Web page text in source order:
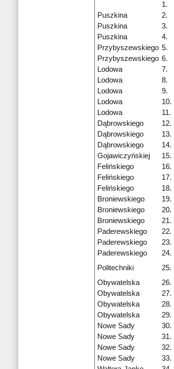
1.
Puszkina
2.
Puszkina
3.
Puszkina
4.
Przybyszewskiego 5.
Przybyszewskiego 6.
Lodowa
7.
Lodowa
8.
Lodowa
9.
Lodowa
10.
Lodowa
11.
Dąbrowskiego
12.
Dąbrowskiego
13.
Dąbrowskiego
14.
Gojawiczyńskiej
15.
Felińskiego
16.
Felińskiego
17.
Felińskiego
18.
Broniewskiego
19.
Broniewskiego
20.
Broniewskiego
21.
Paderewskiego
22.
Paderewskiego
23.
Paderewskiego
24.
Politechniki
25.
Obywatelska 26.
Obywatelska
27.
Obywatelska
28.
Obywatelska
29.
Nowe Sady
30.
Nowe Sady
31.
Nowe Sady
32.
Nowe Sady
33.